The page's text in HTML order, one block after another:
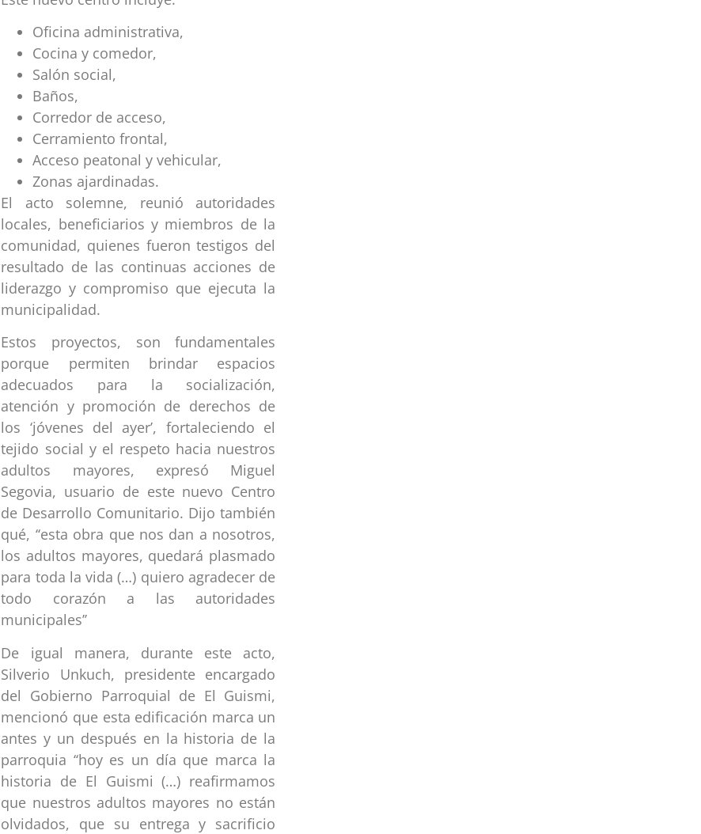
Oficina administrativa,
Cocina y comedor,
Salón social,
Baños,
Corredor de acceso,
Cerramiento frontal,
Acceso peatonal y vehicular,
Zonas ajardinadas.
El acto solemne, reunió autoridades
locales, beneficiarios y miembros de la
comunidad, quienes fueron testigos del
resultado de las continuas acciones de
liderazgo y compromiso que ejecuta la
municipalidad.
Estos proyectos, son fundamentales
porque permiten brindar espacios
adecuados para la socialización,
atención y promoción de derechos de
los ‘jóvenes del ayer’, fortaleciendo el
tejido social y el respeto hacia nuestros
adultos mayores, expresó Miguel
Segovia, usuario de este nuevo Centro
de Desarrollo Comunitario. Dijo también
qué, ‘‘esta obra que nos dan a nosotros,
los adultos mayores, quedará plasmado
para toda la vida (…) quiero agradecer de
todo corazón a las autoridades
municipales’’
De igual manera, durante este acto,
Silverio Unkuch, presidente encargado
del Gobierno Parroquial de El Guismi,
mencionó que esta edificación marca un
antes y un después en la historia de la
parroquia ‘‘hoy es un día que marca la
historia de El Guismi (…) reafirmamos
que nuestros adultos mayores no están
olvidados, que su entrega y sacrificio